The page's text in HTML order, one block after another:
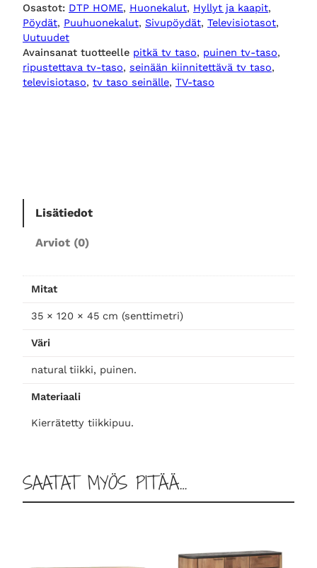
u
i
n
e
n
o
Osastot: DTP HOME, Huonekalut, Hyllyt ja kaapit
Pöydät, Puuhuonekalut, Sivupöydät, Televisiotasot
Uutuudet
Avainsanat tuotteelle pitkä tv taso, puinen tv-taso
ripustettava tv-taso, seinään kiinnitettävä tv taso
televisiotaso, tv taso seinälle, TV-taso
Lisätiedot
Arviot (0)
Mitat
35 × 120 × 45 cm (senttimetri)
Väri
natural tiikki, puinen.
Materiaali
Kierrätetty tiikkipuu.
SAATAT MYÖS PITÄÄ…